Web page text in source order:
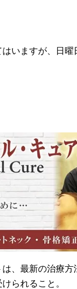
いますが、日曜
、最新の治療方
られること。